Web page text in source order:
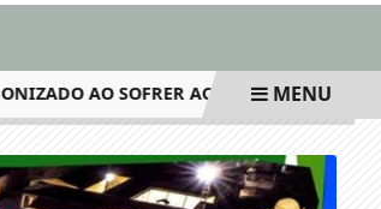
AO SOFRER ACIDENTE EM BELÉM DO
MENU